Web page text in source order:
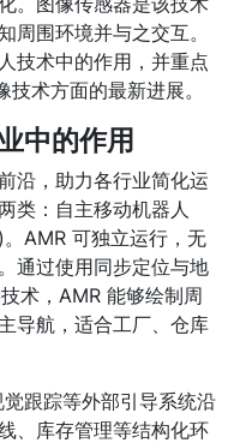
周围环境并与之交互。
技术中的作用，并重点
术方面的最新进展。
中的作用
沿，助力各行业简化运
类：自主移动机器人
AMR 可独立运行，无
通过使用同步定位与地
术，AMR 能够绘制周
导航，适合工厂、仓库
跟踪等外部引导系统沿
、库存管理等结构化环